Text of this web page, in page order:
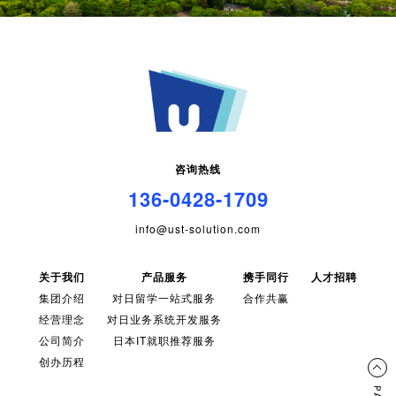
咨询热线
136-0428-1709
info@ust-solution.com
关于我们
集团介绍
经营理念
公司简介
创办历程
产品服务
对日留学一站式服务
对日业务系统开发服务
日本IT就职推荐服务
携手同行
合作共赢
人才招聘